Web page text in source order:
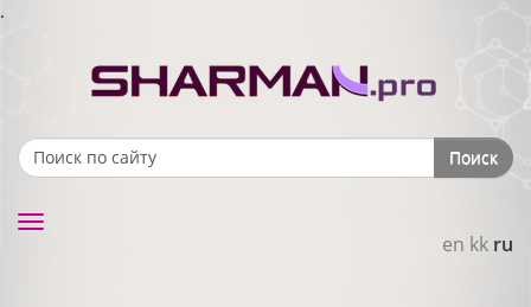
.
Search form Поиск
en kk ru
Toggle